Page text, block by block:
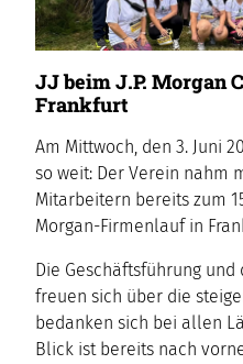
JJ beim J.P. Morgan
Frankfurt
Am Mittwoch, den 3. Juni
so weit: Der Verein nahm
Mitarbeitern bereits zum
Morgan-Firmenlauf in
Die Geschäftsführung
freuen sich über die
bedanken sich bei allen
Blick ist bereits nach